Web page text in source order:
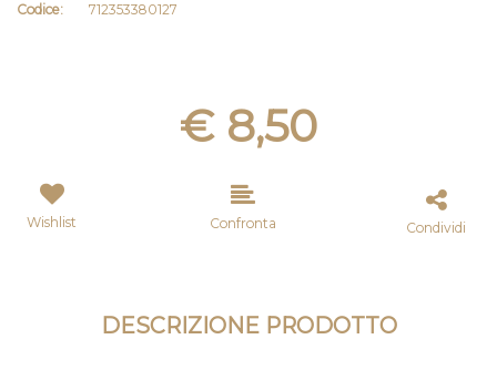
Codice: 712353380127
€ 8,50
Wishlist Confronta Condividi
DESCRIZIONE PRODOTTO